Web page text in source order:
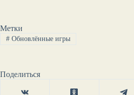
Метки
#Обновлённые игры
Поделиться